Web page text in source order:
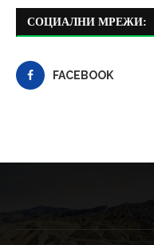
СОЦИАЛНИ МРЕЖИ:
FACEBOOK